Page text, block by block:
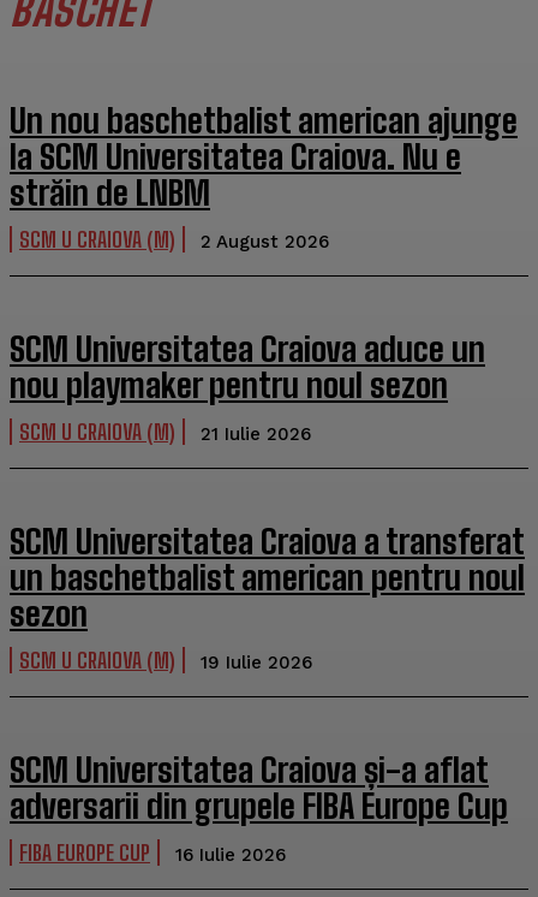
BASCHET
Un nou baschetbalist american ajunge
la SCM Universitatea Craiova. Nu e
străin de LNBM
SCM U CRAIOVA (M) 2 August 2026
SCM Universitatea Craiova aduce un
nou playmaker pentru noul sezon
SCM U CRAIOVA (M) 21 Iulie 2026
SCM Universitatea Craiova a transferat
un baschetbalist american pentru noul
sezon
SCM U CRAIOVA (M) 19 Iulie 2026
SCM Universitatea Craiova și-a aflat
adversarii din grupele FIBA Europe Cup
FIBA EUROPE CUP 16 Iulie 2026